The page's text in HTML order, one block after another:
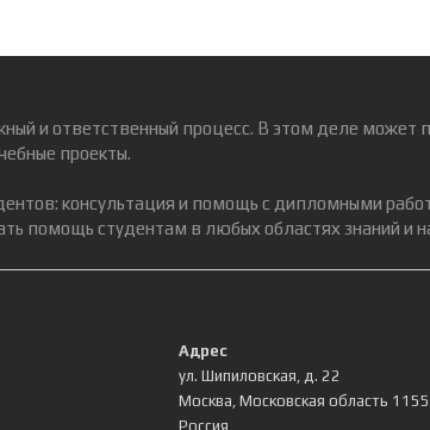
и ответственный процесс. В этом деле может
проекты.
консультация и помощь с дипломными
помощь студентам в любых областях знаний и
Адрес
ул. Шипиловская, д. 22
Москва, Московская область
Россия